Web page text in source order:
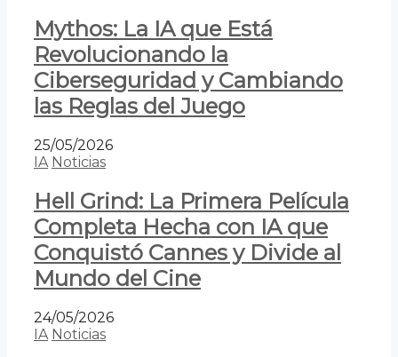
Mythos: La IA que Está
Revolucionando la
Ciberseguridad y Cambiando
las Reglas del Juego
25/05/2026
IA Noticias
Hell Grind: La Primera Película
Completa Hecha con IA que
Conquistó Cannes y Divide al
Mundo del Cine
24/05/2026
IA Noticias